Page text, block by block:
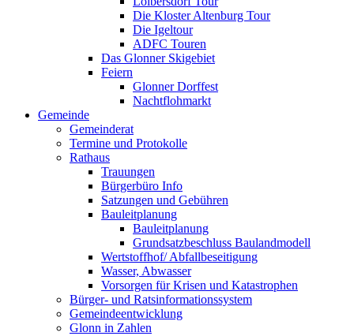
Die Kloster Altenburg Tour
Die Igeltour
ADFC Touren
Das Glonner Skigebiet
Feiern
Glonner Dorffest
Nachtflohmarkt
Gemeinde
Gemeinderat
Termine und Protokolle
Rathaus
Trauungen
Bürgerbüro Info
Satzungen und Gebühren
Bauleitplanung
Bauleitplanung
Grundsatzbeschluss Baulandmodell
Wertstoffhof/ Abfallbeseitigung
Wasser, Abwasser
Vorsorgen für Krisen und Katastrophen
Bürger- und Ratsinformationssystem
Gemeindeentwicklung
Glonn in Zahlen